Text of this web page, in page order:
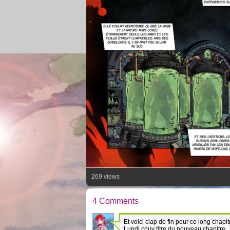
269 views
4 Comments
Et voici clap de fin pour ce long